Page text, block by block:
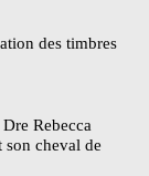
des timbres
Rebecca
son cheval de